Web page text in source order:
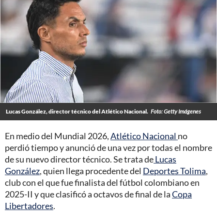
Lucas González, director técnico del Atlético Nacional. Foto: Getty Imágenes
En medio del Mundial 2026,Atlético Nacional no
perdió tiempo y anunció de una vez por todas el nombre
de su nuevo director técnico. Se trata deLucas
González, quien llega procedente del Deportes Tolima,
club con el que fue finalista del fútbol colombiano en
2025-II y que clasificó a octavos de final de laCopa
Libertadores.